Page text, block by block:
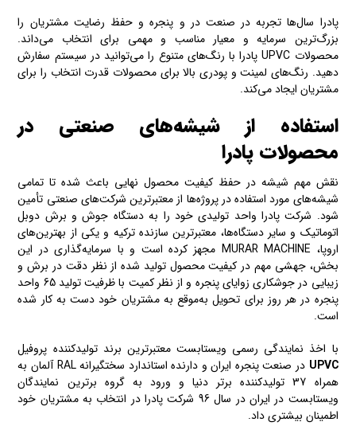
پادرا سال‌ها تجربه در صنعت در و پنجره و حفظ رضایت مشتریان را
بزرگ‌ترین سرمایه و معیار مناسب و مهمی برای انتخاب می‌داند.
محصولات UPVC پادرا با رنگ‌های متنوع را می‌توانید در سیستم سفارش
دهید. رنگ‌های لمینت و پودری بالا برای محصولات قدرت انتخاب را برای
مشتریان ایجاد می‌کند.
استفاده از شیشه‌های صنعتی در
محصولات پادرا
نقش مهم شیشه در حفظ کیفیت محصول نهایی باعث شده تا تمامی
شیشه‌های مورد استفاده در پروژه‌ها از معتبرترین شرکت‌های صنعتی تأمین
شود. شرکت پادرا واحد تولیدی خود را به دستگاه جوش و برش دوبل
اتوماتیک و سایر دستگاه‌ها، معتبرترین سازنده ترکیه و یکی از بهترین‌های
اروپا، MURAR MACHINE مجهز کرده است و با سرمایه‌گذاری در این
بخش، جهشی مهم در کیفیت محصول تولید شده از نظر دقت در برش و
زیبایی در جوشکاری زوایای پنجره و از نظر کمیت با ظرفیت تولید 65 واحد
پنجره در هر روز برای تحویل به‌موقع به مشتریان خود دست به کار شده
است.
با اخذ نمایندگی رسمی ویستابست معتبرترین برند تولیدکننده پروفیل
UPVC
در صنعت پنجره ایران و دارنده استاندارد سختگیرانه RAL آلمان به
همراه 37 تولیدکننده برتر دنیا و ورود به گروه برترین نمایندگان
ویستابست در ایران در سال 96 شرکت پادرا در انتخاب به مشتریان خود
اطمینان بیشتری داد.